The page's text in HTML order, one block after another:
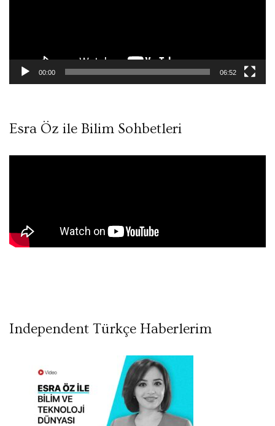
00:00 06:52
Esra Öz ile Bilim Sohbetleri
Independent Türkçe Haberlerim